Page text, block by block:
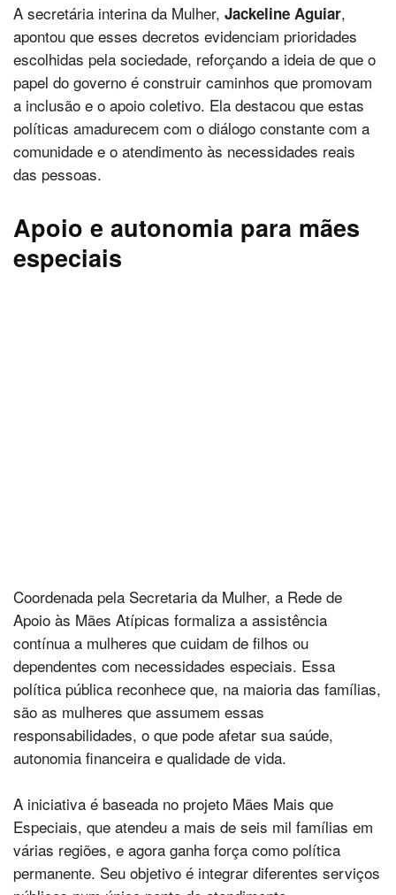
A secretária interina da Mulher, Jackeline Aguiar,
apontou que esses decretos evidenciam prioridades
escolhidas pela sociedade, reforçando a ideia de que o
papel do governo é construir caminhos que promovam
a inclusão e o apoio coletivo. Ela destacou que estas
políticas amadurecem com o diálogo constante com a
comunidade e o atendimento às necessidades reais
das pessoas.
Apoio e autonomia para mães
especiais
Coordenada pela Secretaria da Mulher, a Rede de
Apoio às Mães Atípicas formaliza a assistência
contínua a mulheres que cuidam de filhos ou
dependentes com necessidades especiais. Essa
política pública reconhece que, na maioria das famílias,
são as mulheres que assumem essas
responsabilidades, o que pode afetar sua saúde,
autonomia financeira e qualidade de vida.
A iniciativa é baseada no projeto Mães Mais que
Especiais, que atendeu a mais de seis mil famílias em
várias regiões, e agora ganha força como política
permanente. Seu objetivo é integrar diferentes serviços